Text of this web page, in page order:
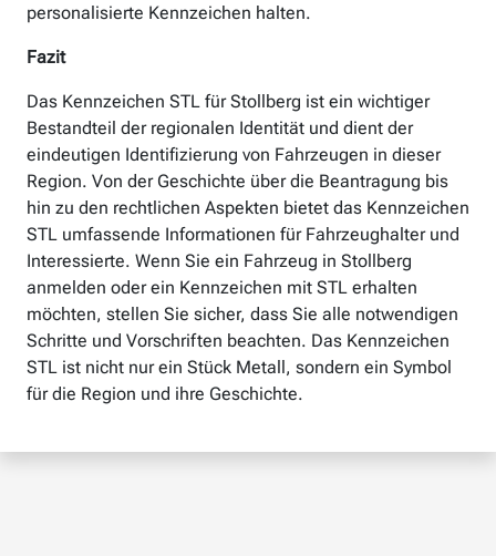
personalisierte Kennzeichen halten.
Fazit
Das Kennzeichen STL für Stollberg ist ein wichtiger
Bestandteil der regionalen Identität und dient der
eindeutigen Identifizierung von Fahrzeugen in dieser
Region. Von der Geschichte über die Beantragung bis
hin zu den rechtlichen Aspekten bietet das Kennzeichen
STL umfassende Informationen für Fahrzeughalter und
Interessierte. Wenn Sie ein Fahrzeug in Stollberg
anmelden oder ein Kennzeichen mit STL erhalten
möchten, stellen Sie sicher, dass Sie alle notwendigen
Schritte und Vorschriften beachten. Das Kennzeichen
STL ist nicht nur ein Stück Metall, sondern ein Symbol
für die Region und ihre Geschichte.